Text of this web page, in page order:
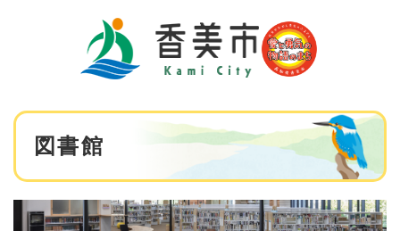
本
図書館